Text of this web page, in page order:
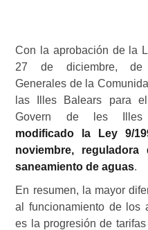
Con la aprobación de la
27 de diciembre, de
Generales de la
las Illes Balears para
Govern de les
modificado la Ley 9/
noviembre,
saneamiento de aguas.
En resumen, la mayor
al funcionamiento de los
es la progresión de